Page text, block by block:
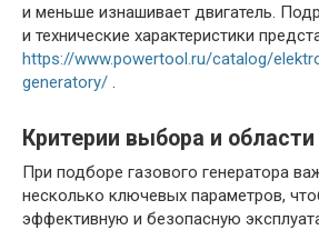
и меньше изнашивает двигатель.
и технические характеристики
https://www.powertool.ru/catalog/
generatory/ .
Критерии выбора и
При подборе газового генератора
несколько ключевых параметров,
эффективную и безопасную